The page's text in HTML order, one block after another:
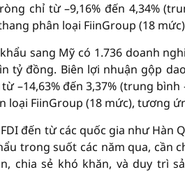
chỉ từ –9,16% đến 4,34%
phân loại FiinGroup (18
sang Mỹ có 1.736 doanh
tỷ đồng. Biên lợi nhuận gộp
–14,63% đến 3,37% (trung
loại FiinGroup (18 mức), tương
đến từ các quốc gia như Hàn
trong suốt các năm qua, cần
chia sẻ khó khăn, và duy trì